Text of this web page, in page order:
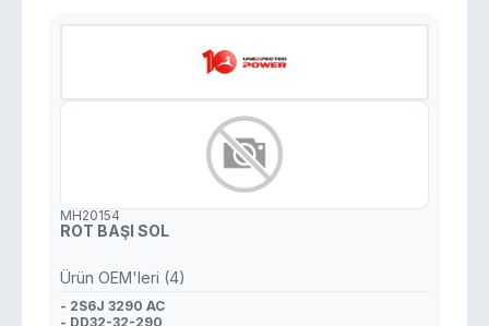
MH20154
ROT BAŞI SOL
Ürün OEM'leri (4)
- 2S6J 3290 AC
- DD32-32-290